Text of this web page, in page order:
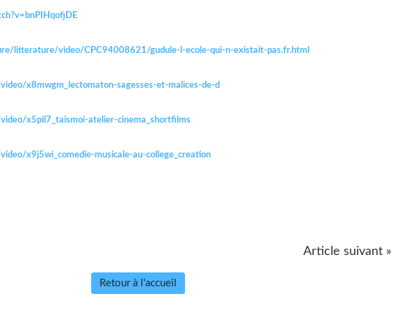
litterature/video/CPC94008621/gudule-l-ecole-qui-n-existait-pas.fr.html
x8mwgm_lectomaton-sagesses-et-malices-de-d
x5pil7_taismoi-atelier-cinema_shortfilms
x9j5wi_comedie-musicale-au-college_creation
Article suivant »
Retour à l'accueil